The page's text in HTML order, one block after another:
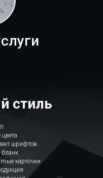
стиль
шрифтов
карточки